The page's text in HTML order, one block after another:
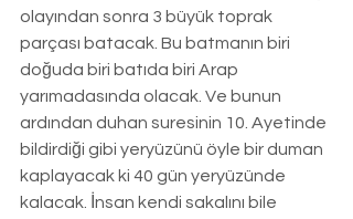
olayından sonra 3 büyük toprak
parçası batacak. Bu batmanın biri
doğuda biri batıda biri Arap
yarımadasında olacak. Ve bunun
ardından duhan suresinin 10. Ayetinde
bildirdiği gibi yeryüzünü öyle bir duman
kaplayacak ki 40 gün yeryüzünde
kalacak. İnsan kendi sakalını bile